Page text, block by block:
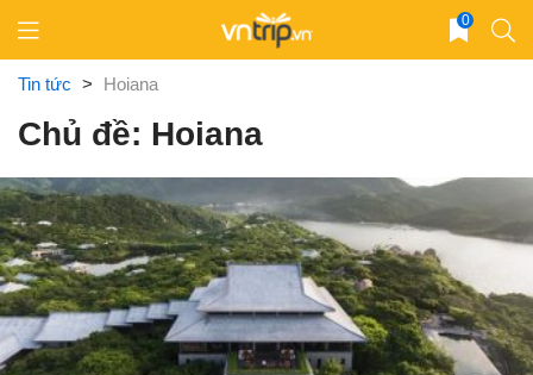
content
0
Tin tức > Hoiana
Chủ đề: Hoiana